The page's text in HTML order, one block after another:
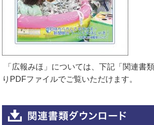
「広報みほ」については、下記「関連書
りPDFファイルでご覧いただけます。